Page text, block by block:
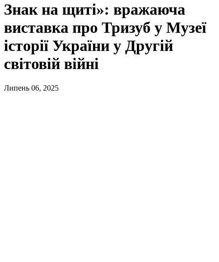
Знак на щиті»: вражаюча
виставка про Тризуб у Музеї
історії України у Другій
світовій війні
Липень 06, 2025